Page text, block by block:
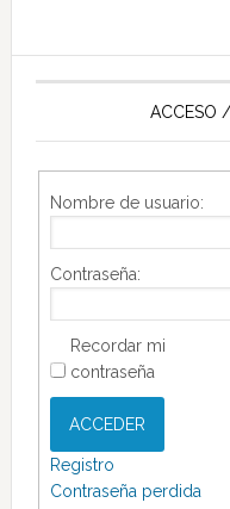
ACCESO
Nombre de usuario:
Contraseña:
Recordar mi
contraseña
ACCEDER
Registro
Contraseña perdida